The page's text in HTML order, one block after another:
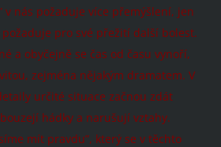
v nás požaduje více přemýšlení, jen
pro své přežití další bolest.
a obyčejně se čas od času vynoří,
zejména nějakým dramatem. V
určité situace začnou zdát
hádky a narušují vztahy.
mít pravdu”, který se v těchto